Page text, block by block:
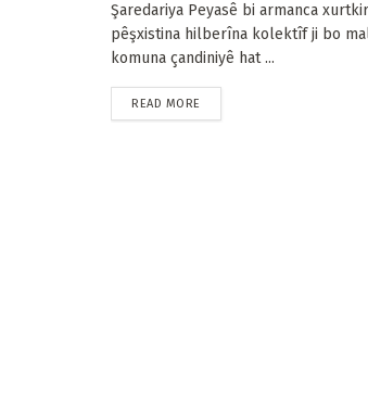
Şaredariya Peyasê bi armanca
pêşxistina hilberîna kolektîf ji bo
komuna çandiniyê hat ...
READ MORE